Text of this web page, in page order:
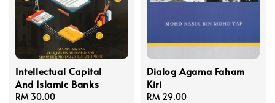
Intellectual Capital
And Islamic Banks
Regular
RM 30.00
Dialog Agama Faham
Kiri
Regular
RM 29.00